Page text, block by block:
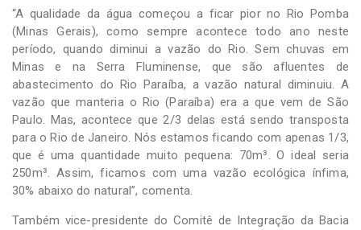
“A qualidade da água começou a ficar pior no Rio Pomba
(Minas Gerais), como sempre acontece todo ano neste
período, quando diminui a vazão do Rio. Sem chuvas em
Minas e na Serra Fluminense, que são afluentes de
abastecimento do Rio Paraíba, a vazão natural diminuiu. A
vazão que manteria o Rio (Paraíba) era a que vem de São
Paulo. Mas, acontece que 2/3 delas está sendo transposta
para o Rio de Janeiro. Nós estamos ficando com apenas 1/3,
que é uma quantidade muito pequena: 70m³. O ideal seria
250m³. Assim, ficamos com uma vazão ecológica ínfima,
30% abaixo do natural”, comenta.
Também vice-presidente do Comitê de Integração da Bacia